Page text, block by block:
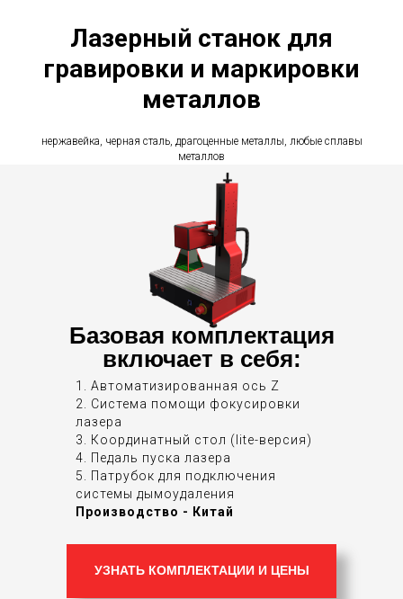
Лазерный станок для
гравировки и маркировки
металлов
нержавейка, черная сталь, драгоценные металлы, любые сплавы
металлов
1. Автоматизированная ось Z
2. Система помощи фокусировки
лазера
3. Координатный стол (lite-версия)
4. Педаль пуска лазера
5. Патрубок для подключения
системы дымоудаления
Производство - Китай
Базовая комплектация
включает в себя:
УЗНАТЬ КОМПЛЕКТАЦИИ И ЦЕНЫ